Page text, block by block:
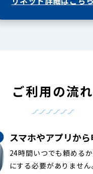
ご利用の流れ
スマホやアプリか
24時間いつでも頼める
にする必要がありません